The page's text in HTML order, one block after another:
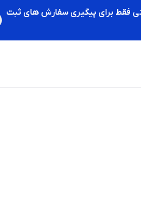
فقط برای پیگیری سفارش های ثبت